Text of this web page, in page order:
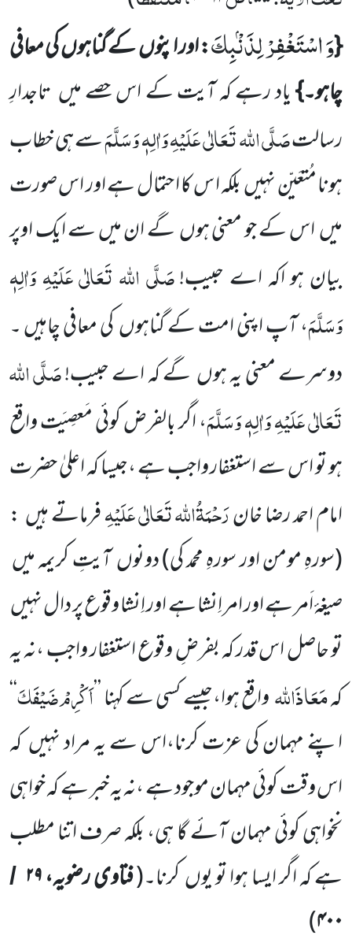
{وَ اسْتَغْفِرْ لِذَنْۢبِكَ: اور اپنوں کے گناہوں کی معافی
چاہو۔}یاد رہے کہ آیت کے اس حصے میں تاجدارِ
رسالتصَلَّی اللہ تَعَالٰی عَلَیْہِ وَاٰلِہٖ وَسَلَّمَسے ہی خطاب
ہونا مُتعَیّن نہیں بلکہ ا س کا احتمال ہے اور اس صورت
میں اس کے جو معنی ہوں گے ان میں سے ایک اوپر
بیان ہو اکہ اے حبیب!صَلَّی اللہ تَعَالٰی عَلَیْہِ وَاٰلِہٖ
وَسَلَّمَ، آپ اپنی امت کے گناہوں کی معافیچاہیں ۔
دوسرے معنی یہ ہوں گے کہ اے حبیب!صَلَّی اللہ
تَعَالٰی عَلَیْہِ وَاٰلِہٖ وَسَلَّمَ، اگر بالفرض کوئی مَعصِیَت واقع
ہو تو اسسے استغفار واجب ہے ،جیسا کہ اعلیٰ حضرت
امام احمد رضا خانرَحْمَۃُاللہ تَعَالٰی عَلَیْہِفرماتے ہیں :
(سورہِ مومن اور سورہِ محمدکی)دونوں آیتِ کریمہ میں
صیغۂ اَمر ہے اور امر اِنشا ہے اور اِنشا وقوع پر دال نہیں
تو حاصل اس قدر کہ بفرضِ وقوع استغفار واجب ،نہ یہ
کہمَعَاذَاللہواقع ہوا،جیسے کسی سے کہنا’’اَکْرِمْضَیْفَکَ‘‘
اپنے مہمان کی عزت کرنا،اس سے یہ مراد نہیں کہ
اس وقت کوئی مہمان موجود ہے ،نہ یہ خبر ہے کہ خواہی
نخواہی کوئی مہمان آئے گا ہی، بلکہ صرف اتنا مطلب
ہے کہ اگر ایسا ہوا تو یوں کرنا۔(فتاوی رضویہ،۲۹ /
۴۰۰)